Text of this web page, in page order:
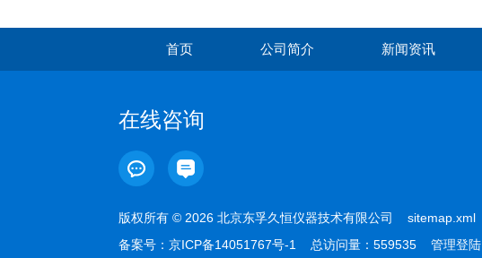
首页 公司简介 新闻资讯
在线咨询
版权所有 © 2026 北京东孚久恒仪器技术有限公司 sitemap.xml
备案号： 京ICP备14051767号-1 总访问量：559535 管理登陆